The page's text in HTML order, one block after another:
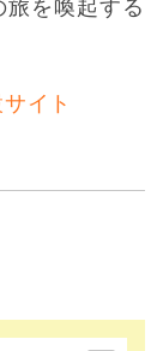
を喚起する
イト